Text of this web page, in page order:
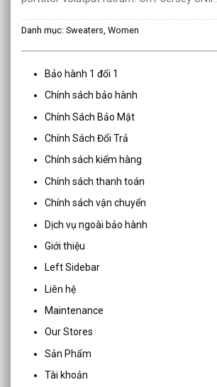
Danh mục: Sweaters, Women
Bảo hành 1 đổi 1
Chính sách bảo hành
Chính Sách Bảo Mật
Chính Sách Đổi Trả
Chính sách kiểm hàng
Chính sách thanh toán
Chính sách vận chuyển
Dịch vụ ngoài bảo hành
Giới thiệu
Left Sidebar
Liên hệ
Maintenance
Our Stores
Sản Phẩm
Tài khoản